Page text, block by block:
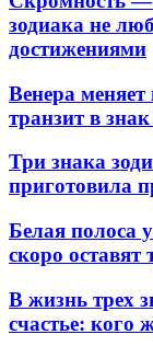
зодиака не
достижениями
Венера меняет
транзит в
Три знака
приготовила
Белая полоса
скоро
В жизнь трех
счастье: кого